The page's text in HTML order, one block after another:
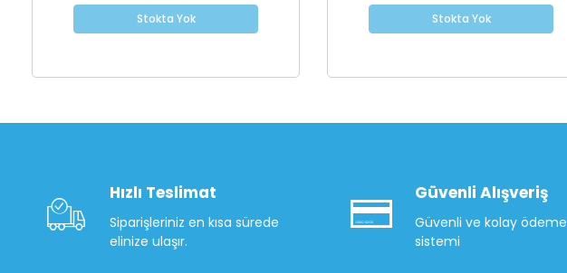
Stokta Yok Stokta Yok
Hızlı Teslimat
Siparişleriniz en kısa sürede
elinize ulaşır.
Güvenli Alışveriş
Güvenli ve kolay ödeme
sistemi